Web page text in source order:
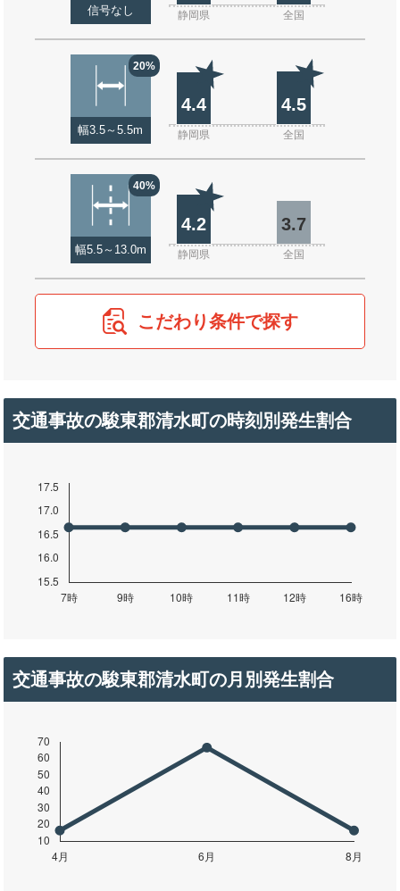
信号なし 静岡県 全国
20%
幅3.5～5.5m
4.4 4.5
静岡県 全国
40%
幅5.5～13.0m
4.2 3.7
静岡県 全国
こだわり条件で探す
交通事故の駿東郡清水町の時刻別発生割合
交通事故の駿東郡清水町の月別発生割合